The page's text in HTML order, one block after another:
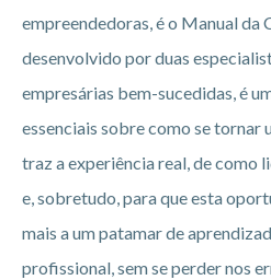
empreendedoras, é o Manual da
desenvolvido por duas
empresárias bem-sucedidas, é
essenciais sobre como se tornar
traz a experiência real, de como
e, sobretudo, para que esta
mais a um patamar de
profissional, sem se perder nos